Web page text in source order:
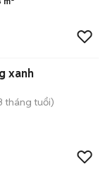
xanh
tháng tuổi)